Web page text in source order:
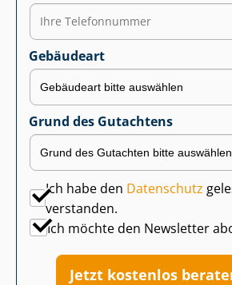
Gebäudeart
Grund des Gutachtens
Ich habe den Datenschutz
verstanden.
Ich möchte den Newsletter
Jetzt kostenlos